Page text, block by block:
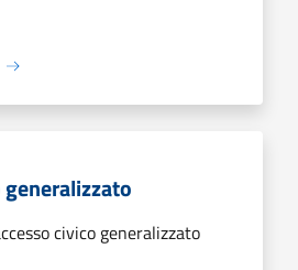
civico generalizzato